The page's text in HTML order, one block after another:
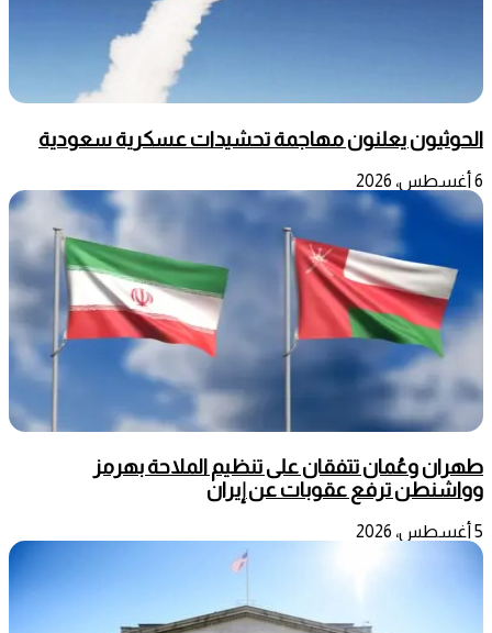
الحوثيون يعلنون مهاجمة تحشيدات عسكرية سعودية
6 أغسطس، 2026
طهران وعُمان تتفقان على تنظيم الملاحة بهرمز
وواشنطن ترفع عقوبات عن إيران
5 أغسطس، 2026